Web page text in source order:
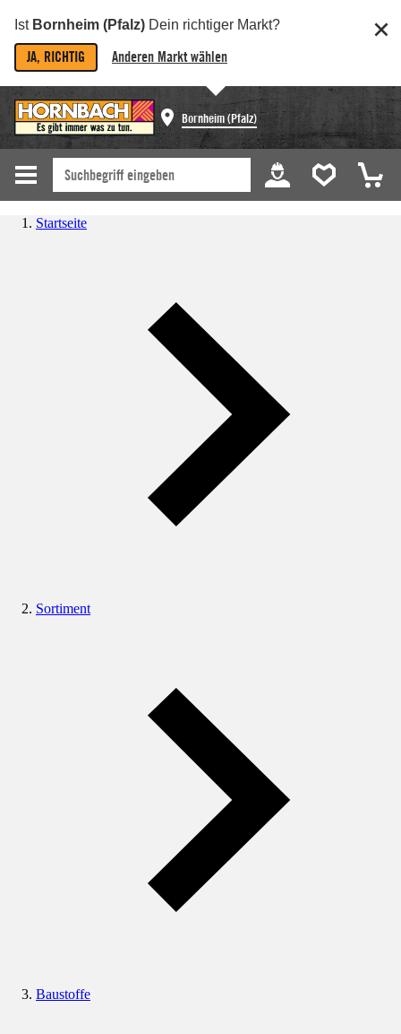
Ist Bornheim (Pfalz) Dein richtiger Markt?
JA, RICHTIG Anderen Markt wählen
Bornheim (Pfalz)
Startseite
Sortiment
Baustoffe